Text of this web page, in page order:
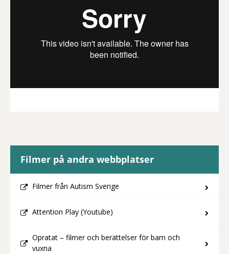
Filmer på andra webbplatser
Filmer från Autism Sverige
Attention Play (Youtube)
Opratat – filmer och berättelser för barn och
vuxna